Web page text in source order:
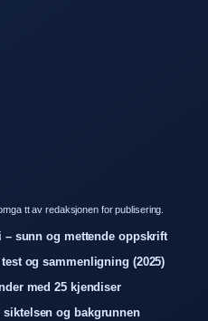
tt av redaksjonen for publisering.
sunn og mettende oppskrift
og sammenligning (2025)
med 25 kjendiser
og bakgrunnen